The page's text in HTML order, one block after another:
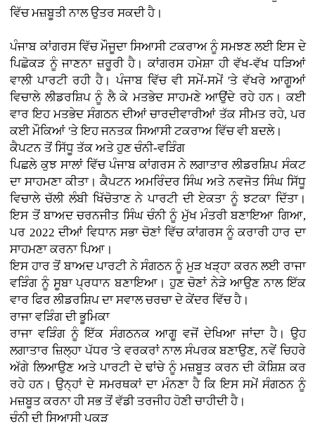
ਵਿੱਚ ਮਜ਼ਬੂਤੀ ਨਾਲ ਉਤਰ ਸਕਦੀ ਹੈ।
ਪੰਜਾਬ ਕਾਂਗਰਸ ਵਿੱਚ ਮੌਜੂਦਾ ਸਿਆਸੀ ਟਕਰਾਅ ਨੂੰ ਸਮਝਣ ਲਈ ਇਸ ਦੇ
ਪਿਛੋਕੜ ਨੂੰ ਜਾਣਨਾ ਜ਼ਰੂਰੀ ਹੈ। ਕਾਂਗਰਸ ਹਮੇਸ਼ਾ ਹੀ ਵੱਖ-ਵੱਖ ਧੜਿਆਂ
ਵਾਲੀ ਪਾਰਟੀ ਰਹੀ ਹੈ। ਪੰਜਾਬ ਵਿੱਚ ਵੀ ਸਮੇਂ-ਸਮੇਂ 'ਤੇ ਵੱਖਰੇ ਆਗੂਆਂ
ਵਿਚਾਲੇ ਲੀਡਰਸ਼ਿਪ ਨੂੰ ਲੈ ਕੇ ਮਤਭੇਦ ਸਾਹਮਣੇ ਆਉਂਦੇ ਰਹੇ ਹਨ। ਕਈ
ਵਾਰ ਇਹ ਮਤਭੇਦ ਸੰਗਠਨ ਦੀਆਂ ਚਾਰਦੀਵਾਰੀਆਂ ਤੱਕ ਸੀਮਤ ਰਹੇ, ਪਰ
ਕਈ ਮੌਕਿਆਂ 'ਤੇ ਇਹ ਜਨਤਕ ਸਿਆਸੀ ਟਕਰਾਅ ਵਿੱਚ ਵੀ ਬਦਲੇ।
ਕੈਪਟਨ ਤੋਂ ਸਿੱਧੂ ਤੱਕ ਅਤੇ ਹੁਣ ਚੰਨੀ-ਵੜਿੰਗ
ਪਿਛਲੇ ਕੁਝ ਸਾਲਾਂ ਵਿੱਚ ਪੰਜਾਬ ਕਾਂਗਰਸ ਨੇ ਲਗਾਤਾਰ ਲੀਡਰਸ਼ਿਪ ਸੰਕਟ
ਦਾ ਸਾਹਮਣਾ ਕੀਤਾ। ਕੈਪਟਨ ਅਮਰਿੰਦਰ ਸਿੰਘ ਅਤੇ ਨਵਜੋਤ ਸਿੰਘ ਸਿੱਧੂ
ਵਿਚਾਲੇ ਚੱਲੀ ਲੰਬੀ ਖਿੱਚੋਤਾਣ ਨੇ ਪਾਰਟੀ ਦੀ ਏਕਤਾ ਨੂੰ ਝਟਕਾ ਦਿੱਤਾ।
ਇਸ ਤੋਂ ਬਾਅਦ ਚਰਨਜੀਤ ਸਿੰਘ ਚੰਨੀ ਨੂੰ ਮੁੱਖ ਮੰਤਰੀ ਬਣਾਇਆ ਗਿਆ,
ਪਰ 2022 ਦੀਆਂ ਵਿਧਾਨ ਸਭਾ ਚੋਣਾਂ ਵਿੱਚ ਕਾਂਗਰਸ ਨੂੰ ਕਰਾਰੀ ਹਾਰ ਦਾ
ਸਾਹਮਣਾ ਕਰਨਾ ਪਿਆ।
ਇਸ ਹਾਰ ਤੋਂ ਬਾਅਦ ਪਾਰਟੀ ਨੇ ਸੰਗਠਨ ਨੂੰ ਮੁੜ ਖੜ੍ਹਾ ਕਰਨ ਲਈ ਰਾਜਾ
ਵੜਿੰਗ ਨੂੰ ਸੂਬਾ ਪ੍ਰਧਾਨ ਬਣਾਇਆ। ਹੁਣ ਚੋਣਾਂ ਨੇੜੇ ਆਉਣ ਨਾਲ ਇੱਕ
ਵਾਰ ਫਿਰ ਲੀਡਰਸ਼ਿਪ ਦਾ ਸਵਾਲ ਚਰਚਾ ਦੇ ਕੇਂਦਰ ਵਿੱਚ ਹੈ।
ਰਾਜਾ ਵੜਿੰਗ ਦੀ ਭੂਮਿਕਾ
ਰਾਜਾ ਵੜਿੰਗ ਨੂੰ ਇੱਕ ਸੰਗਠਨਕ ਆਗੂ ਵਜੋਂ ਦੇਖਿਆ ਜਾਂਦਾ ਹੈ। ਉਹ
ਲਗਾਤਾਰ ਜ਼ਿਲ੍ਹਾ ਪੱਧਰ 'ਤੇ ਵਰਕਰਾਂ ਨਾਲ ਸੰਪਰਕ ਬਣਾਉਣ, ਨਵੇਂ ਚਿਹਰੇ
ਅੱਗੇ ਲਿਆਉਣ ਅਤੇ ਪਾਰਟੀ ਦੇ ਢਾਂਚੇ ਨੂੰ ਮਜ਼ਬੂਤ ਕਰਨ ਦੀ ਕੋਸ਼ਿਸ਼ ਕਰ
ਰਹੇ ਹਨ। ਉਨ੍ਹਾਂ ਦੇ ਸਮਰਥਕਾਂ ਦਾ ਮੰਨਣਾ ਹੈ ਕਿ ਇਸ ਸਮੇਂ ਸੰਗਠਨ ਨੂੰ
ਮਜ਼ਬੂਤ ਕਰਨਾ ਹੀ ਸਭ ਤੋਂ ਵੱਡੀ ਤਰਜੀਹ ਹੋਣੀ ਚਾਹੀਦੀ ਹੈ।
ਚੰਨੀ ਦੀ ਸਿਆਸੀ ਪਕੜ